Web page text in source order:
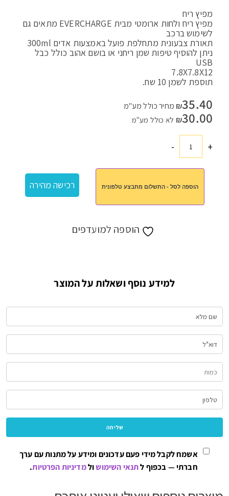
מפיץ ריח
מפיץ ריח ולחות ארומטי מבית EVERCHARGE מתאים גם
לשימוש ברכב
תאורת צבעונית מתחלפת פועל באמצעות אדים 300ml
ניתן להוסיף טיפות שמן ריחני או בושם אהוב כולל כבל
USB
7.8X7.8X12
תוספת לשמן 10 שח.
₪35.40
מחיר כולל מע"מ
₪30.00 לא כולל מע"מ
+כמות
שולחני
-
הוספה לסל - התשלום מתבצע טלפונית רכישה מהירה
הוספה למועדפים
למידע נוסף ושאלות על המוצר
אשמח לקבל מידי פעם עדכונים ומידע על מתנות עם ערך
חברתי — בכפוף לתנאי השימושולמדיניות הפרטיות.